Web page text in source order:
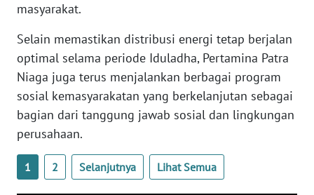
masyarakat.
Selain memastikan distribusi energi tetap berjalan
optimal selama periode Iduladha, Pertamina Patra
Niaga juga terus menjalankan berbagai program
sosial kemasyarakatan yang berkelanjutan sebagai
bagian dari tanggung jawab sosial dan lingkungan
perusahaan.
1 2 Selanjutnya Lihat Semua
WN
BENGKULU
WN
LAMPUNG